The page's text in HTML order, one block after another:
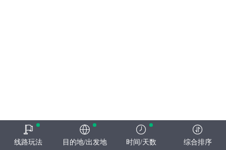
线路玩法 目的地/出发地 时间/天数 综合排序